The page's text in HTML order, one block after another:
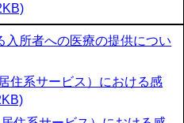
入所者への医療の提供につい
住系サービス）における感